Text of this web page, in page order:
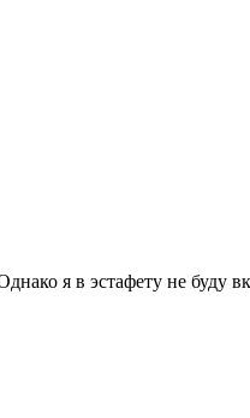
я в эстафету не буду